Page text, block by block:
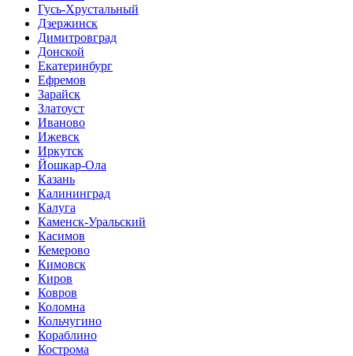
Гусь-Хрустальный
Дзержинск
Димитровград
Донской
Екатеринбург
Ефремов
Зарайск
Златоуст
Иваново
Ижевск
Иркутск
Йошкар-Ола
Казань
Калининград
Калуга
Каменск-Уральский
Касимов
Кемерово
Кимовск
Киров
Ковров
Коломна
Кольчугино
Кораблино
Кострома